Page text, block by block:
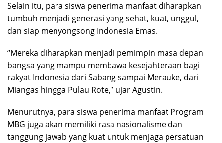
Selain itu, para siswa penerima manfaat diharapkan
tumbuh menjadi generasi yang sehat, kuat, unggul,
dan siap menyongsong Indonesia Emas.
“Mereka diharapkan menjadi pemimpin masa depan
bangsa yang mampu membawa kesejahteraan bagi
rakyat Indonesia dari Sabang sampai Merauke, dari
Miangas hingga Pulau Rote,” ujar Agustin.
Menurutnya, para siswa penerima manfaat Program
MBG juga akan memiliki rasa nasionalisme dan
tanggung jawab yang kuat untuk menjaga persatuan